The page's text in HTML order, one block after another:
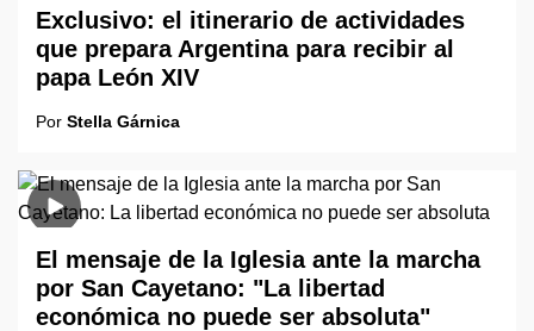
Exclusivo: el itinerario de actividades
que prepara Argentina para recibir al
papa León XIV
Por Stella Gárnica
El mensaje de la Iglesia ante la marcha
por San Cayetano: "La libertad
económica no puede ser absoluta"